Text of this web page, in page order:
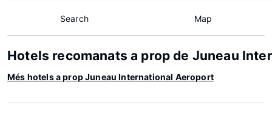
Search Map
Hotels recomanats a prop de Juneau
Més hotels a prop Juneau International Aeroport